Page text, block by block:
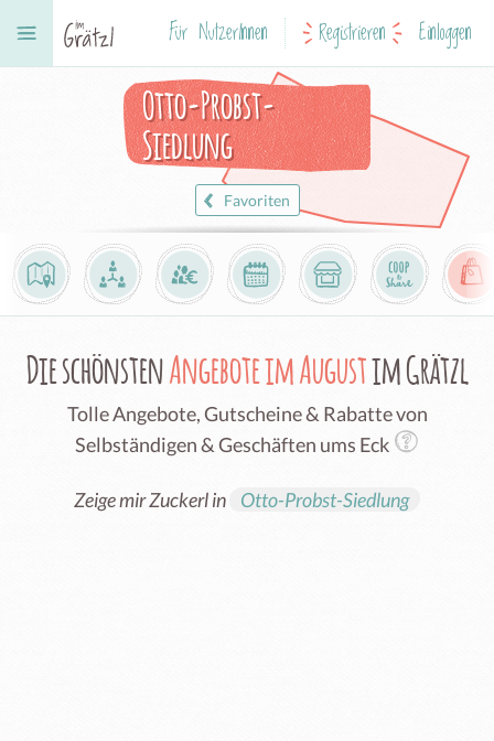
Für NutzerInnen Registrieren Einloggen
Otto-Probst-
Siedlung
Favoriten
Die schönstenAngebote im Augustim Grätzl
Tolle Angebote, Gutscheine & Rabatte von
Selbständigen & Geschäften ums Eck
Zeige mir Zuckerl in Otto-Probst-Siedlung